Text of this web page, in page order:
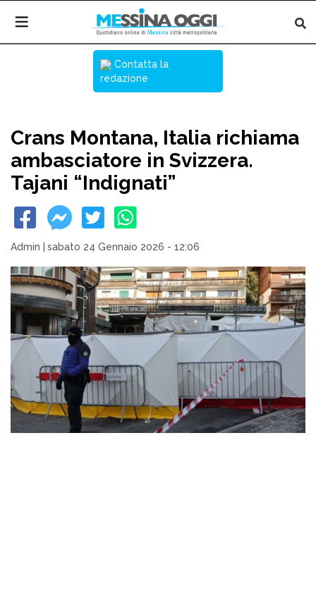
Contatta la
redazione
Crans Montana, Italia richiama
ambasciatore in Svizzera.
Tajani “Indignati”
Admin sabato 24 Gennaio 2026 - 12:06